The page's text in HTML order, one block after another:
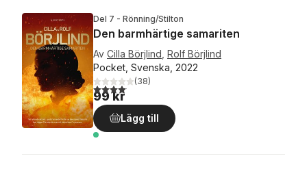
Del 7 - Rönning/Stilton
Den barmhärtige samariten
Av Cilla Börjlind Rolf Börjlind
Pocket, Svenska, 2022
4,1utav 5 stjärnor. Totalt antal röster:
(38)
99 kr
Lägg till